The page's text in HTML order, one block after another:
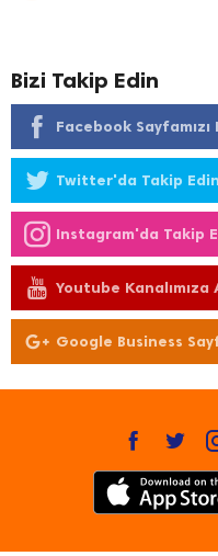
Bizi Takip Edin
Facebook Sayfamızı
Twitter'da Takip Edin
Instagram'da Takip
Youtube Kanalımıza
Google Business